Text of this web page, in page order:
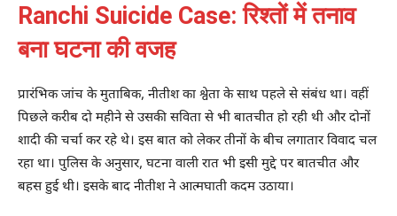
Ranchi Suicide Case: रिश्तों में तनाव
बना घटना की वजह
प्रारंभिक जांच के मुताबिक, नीतीश का श्वेता के साथ पहले से संबंध था। वहीं
पिछले करीब दो महीने से उसकी सविता से भी बातचीत हो रही थी और दोनों
शादी की चर्चा कर रहे थे। इस बात को लेकर तीनों के बीच लगातार विवाद चल
रहा था। पुलिस के अनुसार, घटना वाली रात भी इसी मुद्दे पर बातचीत और
बहस हुई थी। इसके बाद नीतीश ने आत्मघाती कदम उठाया।